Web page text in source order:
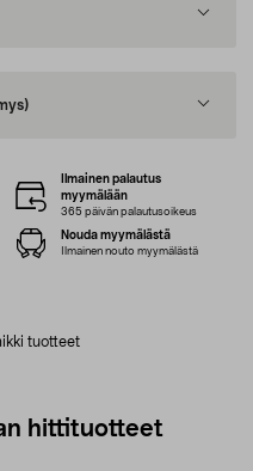
tuotteet
Ilmainen palautus
myymälään
365 päivän palautusoikeus
Nouda myymälästä
Ilmainen nouto myymälästä
hittituotteet